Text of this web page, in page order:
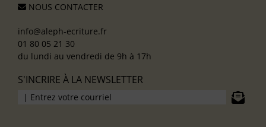
NOUS CONTACTER
info@aleph-ecriture.fr
01 80 05 21 30
du lundi au vendredi de 9h à 17h
S'INCRIRE À LA NEWSLETTER